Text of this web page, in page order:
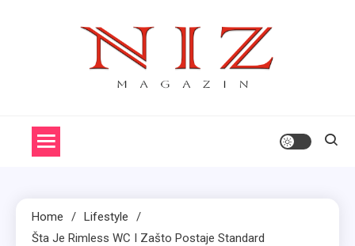
Home
Lifestyle
Šta Je Rimless WC I Zašto Postaje Standard